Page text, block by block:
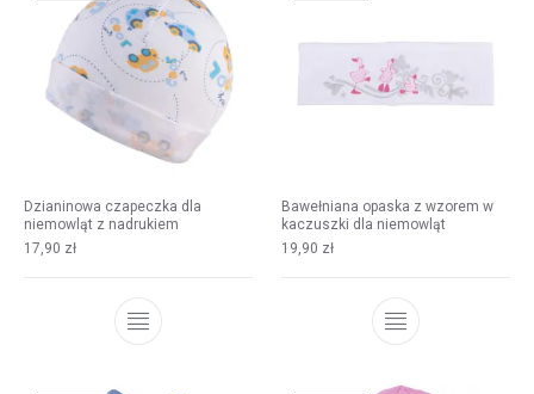
Dzianinowa czapeczka dla
niemowląt z nadrukiem
17,90 zł
Bawełniana opaska z wzorem w
kaczuszki dla niemowląt
19,90 zł